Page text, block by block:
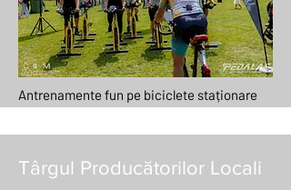
Antrenamente fun pe biciclete staționare
Târgul Producătorilor Locali